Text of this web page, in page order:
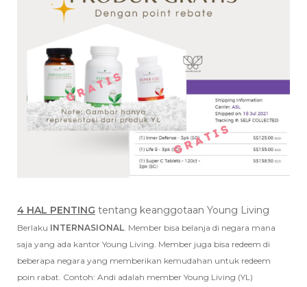
4 HAL PENTING tentang keanggotaan Young Living
Berlaku INTERNASIONAL . Member bisa belanja di negara mana
saja yang ada kantor Young Living. Member juga bisa redeem di
beberapa negara yang memberikan kemudahan untuk redeem
poin rabat. Contoh: Andi adalah member Young Living (YL)